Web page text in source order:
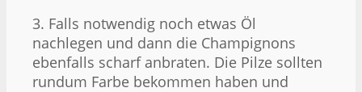
3. Falls notwendig noch etwas Öl
nachlegen und dann die Champignons
ebenfalls scharf anbraten. Die Pilze sollten
rundum Farbe bekommen haben und